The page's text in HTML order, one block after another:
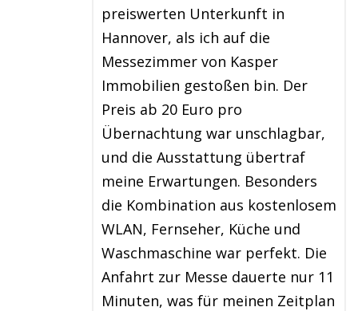
preiswerten Unterkunft in
Hannover, als ich auf die
Messezimmer von Kasper
Immobilien gestoßen bin. Der
Preis ab 20 Euro pro
Übernachtung war unschlagbar,
und die Ausstattung übertraf
meine Erwartungen. Besonders
die Kombination aus kostenlosem
WLAN, Fernseher, Küche und
Waschmaschine war perfekt. Die
Anfahrt zur Messe dauerte nur 11
Minuten, was für meinen Zeitplan